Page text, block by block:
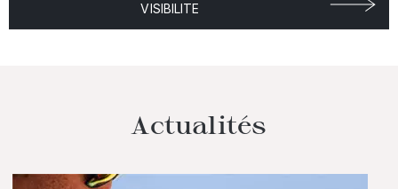
VISIBILITE
Actualités